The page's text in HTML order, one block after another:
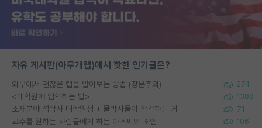
자유 게시판(아무개랩)에서 핫한 인기글은?
외부에서 괜찮은 랩을 알아보는 방법 (장문주의) 274
<대학원에 입학하는 법> 1388
소재분야 석박사 대학원생 + 물박사들이 착각하는 거 71
교수를 원하는 사람들에게 하는 아조씨의 조언 106